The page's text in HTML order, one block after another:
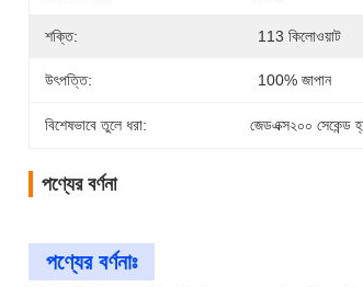
শক্তি: 113 কিলোওয়াট
উৎপত্তি: 100% জাপান
বিশেষভাবে তুলে ধরা: জেডএক্স২০০ সেকেন্ড
পণ্যের বর্ণনা
পণ্যের বর্ণনাঃ